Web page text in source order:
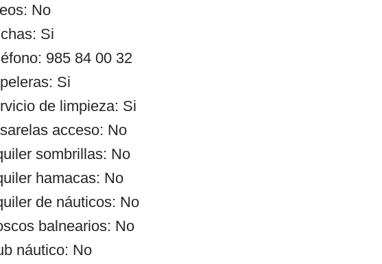
No
Si
985 84 00 32
Si
de limpieza: Si
acceso: No
sombrillas: No
hamacas: No
de náuticos: No
balnearios: No
náutico: No